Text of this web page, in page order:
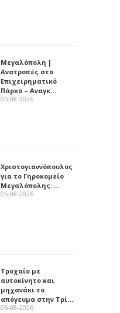
Μεγαλόπολη |
Ανατροπές στο
Επιχειρηματικό
Πάρκο – Αναγκ…
05-08-2026
Χριστογιαννόπουλος
για το Γηροκομείο
Μεγαλόπολης: …
05-08-2026
Τροχαίο με
αυτοκίνητο και
μηχανάκι το
απόγευμα στην Τρί…
05-08-2026